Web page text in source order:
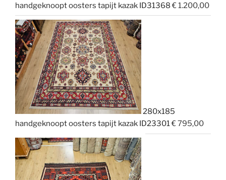
handgeknoopt oosters tapijt kazak ID31368 €1.200,00
280x185
handgeknoopt oosters tapijt kazak ID23301€795,00